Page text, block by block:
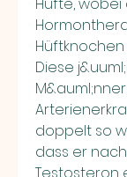
Hüfte,
Diese
doppelt so
dass er